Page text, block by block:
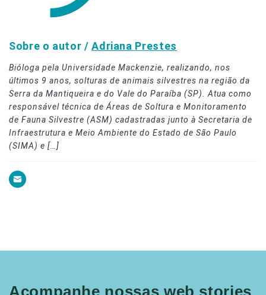
Sobre o autor /Adriana Prestes
Bióloga pela Universidade Mackenzie, realizando, nos
últimos 9 anos, solturas de animais silvestres na região da
Serra da Mantiqueira e do Vale do Paraíba (SP). Atua como
responsável técnica de Áreas de Soltura e Monitoramento
de Fauna Silvestre (ASM) cadastradas junto à Secretaria de
Infraestrutura e Meio Ambiente do Estado de São Paulo
(SIMA) e […]